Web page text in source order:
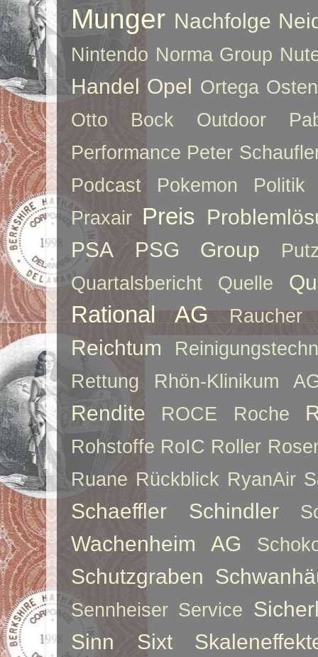
Munger Nachfolge
Nintendo Norma Group
Handel Opel Ortega Osten
Otto Bock
Outdoor
Performance Peter
Podcast
Pokemon
Politik
Praxair Preis
PSA
PSG Group
Quartalsbericht
Quelle
Rational AG Raucher
Reichtum
Rettung
Rhön-Klinikum
Rendite ROCE Roche
Rohstoffe RoIC Roller
Ruane Rückblick RyanAir
Schaeffler Schindler
Wachenheim AG
Schutzgraben
Sennheiser Service
Sinn
Sixt